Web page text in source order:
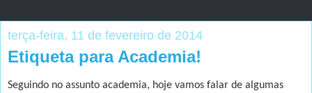
terça-feira, 11 de fevereiro de 2014
Etiqueta para Academia!
Seguindo no assunto academia, hoje vamos falar de algumas